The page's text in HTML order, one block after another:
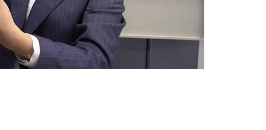
Camera di prova del clima e della
temperatura
Camera di prova di resistenza al
congelamento
Camera di prova della temperatura calda e